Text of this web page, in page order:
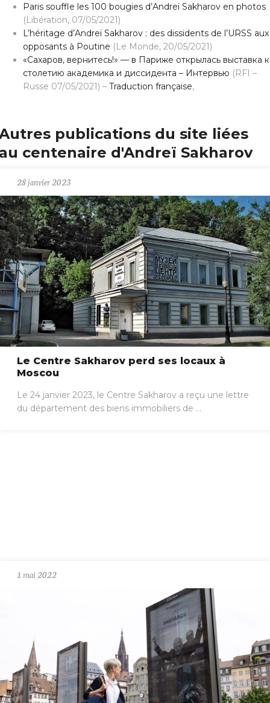
Paris souffle les 100 bougies d’Andreï Sakharov en photos
(Libération, 07/05/2021)
L’héritage d’Andreï Sakharov : des dissidents de l’URSS aux
opposants à Poutine (Le Monde, 20/05/2021)
«Сахаров, вернитесь!» — в Париже открылась выставка к
столетию академика и диссидента – Интервью (RFI –
Russe 07/05/2021) –Traduction française,
publications du site liées
centenaire d'Andreï Sakharov
28 janvier 2023
Le Centre Sakharov perd ses locaux à
Moscou
Le 24 janvier 2023, le Centre Sakharov a reçu une lettre
du département des biens immobiliers de ...
1 mai 2022